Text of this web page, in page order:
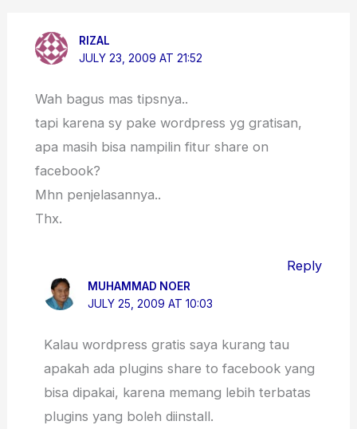
RIZAL
JULY 23, 2009 AT 21:52
Wah bagus mas tipsnya..
tapi karena sy pake wordpress yg gratisan,
apa masih bisa nampilin fitur share on
facebook?
Mhn penjelasannya..
Thx.
Reply
MUHAMMAD NOER
JULY 25, 2009 AT 10:03
Kalau wordpress gratis saya kurang tau
apakah ada plugins share to facebook yang
bisa dipakai, karena memang lebih terbatas
plugins yang boleh diinstall.